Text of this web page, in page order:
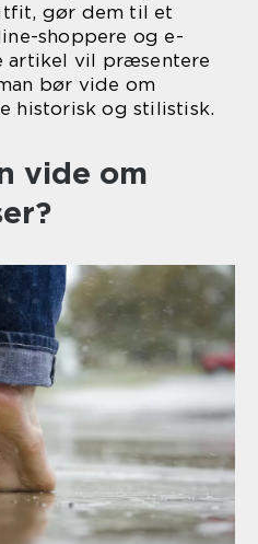
gør dem til et
shoppere og e-
artikel vil præsentere
bør vide om
historisk og stilistisk.
vide om